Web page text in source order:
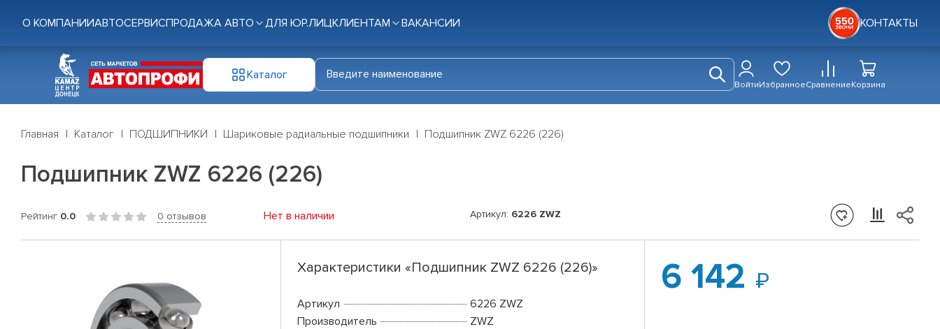
О КОМПАНИИАВТОСЕРВИСПРОДАЖА АВТО ДЛЯ ЮР.ЛИЦКЛИЕНТАМ ВАКАНСИИ КОНТАКТЫ
Каталог
ВойтиИзбранноеСравнениеКорзина
Главная Каталог ПОДШИПНИКИ Шариковые радиальные подшипники Подшипник ZWZ 6226 (226)
Подшипник ZWZ 6226 (226)
Рейтинг 0.0 0 отзывов Нет в наличии Артикул: 6226 ZWZ
Характеристики «Подшипник ZWZ 6226 (226)»
Артикул
6226 ZWZ
Производитель
ZWZ
6 142